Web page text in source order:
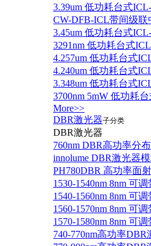
3.39um 低功耗台式
CW-DFB-ICL带间级联
3.45um 低功耗台式
3291nm 低功耗台式
4.257um 低功耗台式
4.240um 低功耗台式
3.348um 低功耗台式
3700nm 5mW 低功耗
More>>
DBR激光器子分类
DBR激光器
760nm DBR高功率分
innolume DBR激光器
PH780DBR 高功率面
1530-1540nm 8nm 可
1540-1560nm 8nm 可
1560-1570nm 8nm 可
1570-1580nm 8nm 可
740-770nm高功率DBR